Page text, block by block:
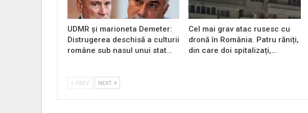
UDMR și marioneta Demeter:
Distrugerea deschisă a culturii
române sub nasul unui stat…
Cel mai grav atac rusesc cu
dronă în România. Patru răniți,
din care doi spitalizați,…
PREV NEXT